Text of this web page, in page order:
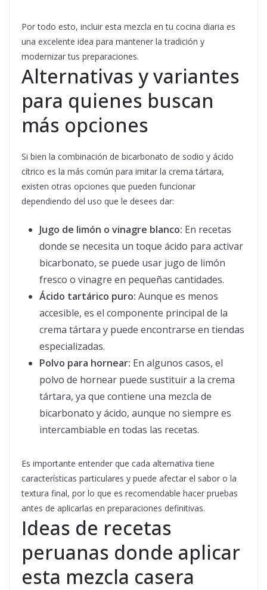
Por todo esto, incluir esta mezcla en tu cocina diaria es
una excelente idea para mantener la tradición y
modernizar tus preparaciones.
Alternativas y variantes
para quienes buscan
más opciones
Si bien la combinación de bicarbonato de sodio y ácido
cítrico es la más común para imitar la crema tártara,
existen otras opciones que pueden funcionar
dependiendo del uso que le desees dar:
Jugo de limón o vinagre blanco: En recetas
donde se necesita un toque ácido para activar
bicarbonato, se puede usar jugo de limón
fresco o vinagre en pequeñas cantidades.
Ácido tartárico puro: Aunque es menos
accesible, es el componente principal de la
crema tártara y puede encontrarse en tiendas
especializadas.
Polvo para hornear: En algunos casos, el
polvo de hornear puede sustituir a la crema
tártara, ya que contiene una mezcla de
bicarbonato y ácido, aunque no siempre es
intercambiable en todas las recetas.
Es importante entender que cada alternativa tiene
características particulares y puede afectar el sabor o la
textura final, por lo que es recomendable hacer pruebas
antes de aplicarlas en preparaciones definitivas.
Ideas de recetas
peruanas donde aplicar
esta mezcla casera